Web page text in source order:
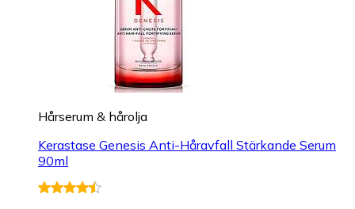
Hårserum & hårolja
Kerastase Genesis Anti-Håravfall Stärkande Serum
90ml